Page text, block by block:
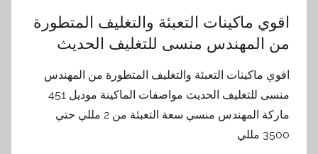
اقوي ماكينات التعبئة والتغليف المتطورة
من المهندس منسى للتغليف الحديث
اقوي ماكينات التعبئة والتغليف المتطورة من المهندس
منسى للتغليف الحديث مواصفات الماكينة موديل 451
ماركة المهندس منسي سعة التعبئة من 2 مللي حتي
3500 مللي